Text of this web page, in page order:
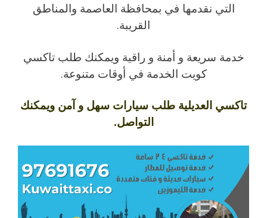
التي نقدمها في بمحافظة العاصمة والمناطق
القريبة.
خدمة سريعة و أمنة و راقية ويمكنك طلب تاكسي
كويت الخدمة في أوقات متنوعة.
تاكسي العديلية طلب سيارات سهل و آمن ويمكنك
التواصل.